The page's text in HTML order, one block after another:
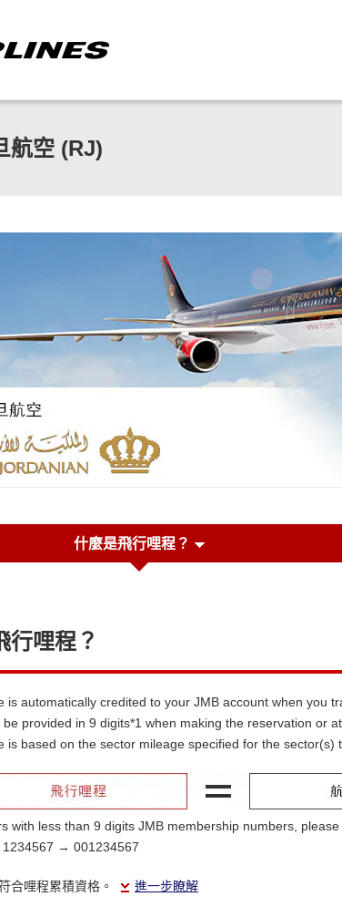
航空 (RJ)
什麼是飛行哩程？
行哩程？
is automatically credited to your JMB account when you
provided in 9 digits*1 when making the reservation or
is based on the sector mileage specified for the
with less than 9 digits JMB membership numbers,
1234567 → 001234567
合哩程累積資格。
進一步瞭解